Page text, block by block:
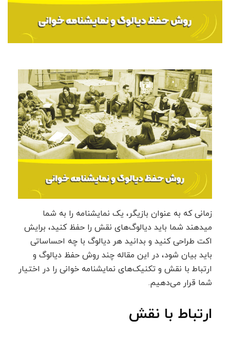
زمانی که به عنوان بازیگر، یک نمایشنامه را به شما
میدهند شما باید دیالوگ‌های نقش را حفظ کنید، برایش
اکت طراحی کنید و بدانید هر دیالوگ با چه احساساتی
باید بیان شود، در این مقاله چند روش حفظ دیالوگ و
ارتباط با نقش و تکنیک‌های نمایشنامه خوانی را در اختیار
شما قرار می‌دهیم.
ارتباط با نقش